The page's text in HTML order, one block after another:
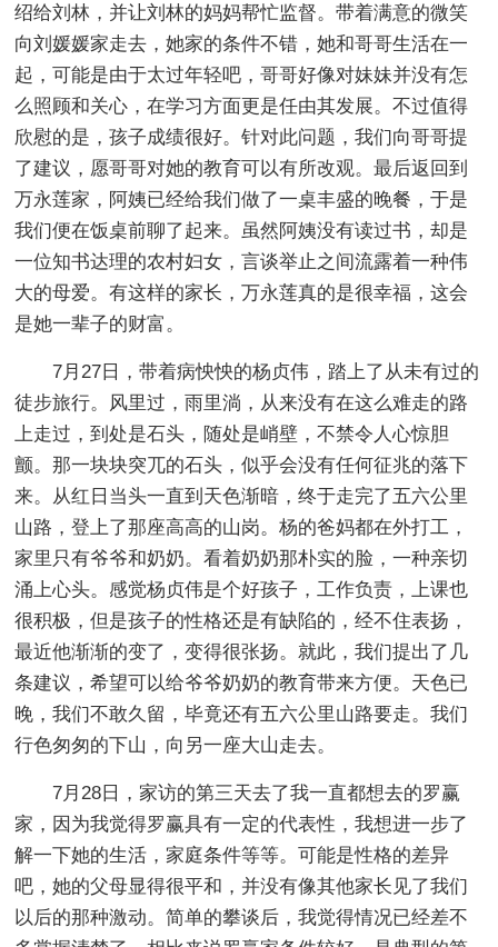
绍给刘林，并让刘林的妈妈帮忙监督。带着满意的微笑
向刘媛媛家走去，她家的条件不错，她和哥哥生活在一
起，可能是由于太过年轻吧，哥哥好像对妹妹并没有怎
么照顾和关心，在学习方面更是任由其发展。不过值得
欣慰的是，孩子成绩很好。针对此问题，我们向哥哥提
了建议，愿哥哥对她的教育可以有所改观。最后返回到
万永莲家，阿姨已经给我们做了一桌丰盛的晚餐，于是
我们便在饭桌前聊了起来。虽然阿姨没有读过书，却是
一位知书达理的农村妇女，言谈举止之间流露着一种伟
大的母爱。有这样的家长，万永莲真的是很幸福，这会
是她一辈子的财富。
7月27日，带着病怏怏的杨贞伟，踏上了从未有过的
徒步旅行。风里过，雨里淌，从来没有在这么难走的路
上走过，到处是石头，随处是峭壁，不禁令人心惊胆
颤。那一块块突兀的石头，似乎会没有任何征兆的落下
来。从红日当头一直到天色渐暗，终于走完了五六公里
山路，登上了那座高高的山岗。杨的爸妈都在外打工，
家里只有爷爷和奶奶。看着奶奶那朴实的脸，一种亲切
涌上心头。感觉杨贞伟是个好孩子，工作负责，上课也
很积极，但是孩子的性格还是有缺陷的，经不住表扬，
最近他渐渐的变了，变得很张扬。就此，我们提出了几
条建议，希望可以给爷爷奶奶的教育带来方便。天色已
晚，我们不敢久留，毕竟还有五六公里山路要走。我们
行色匆匆的下山，向另一座大山走去。
7月28日，家访的第三天去了我一直都想去的罗赢
家，因为我觉得罗赢具有一定的代表性，我想进一步了
解一下她的生活，家庭条件等等。可能是性格的差异
吧，她的父母显得很平和，并没有像其他家长见了我们
以后的那种激动。简单的攀谈后，我觉得情况已经差不